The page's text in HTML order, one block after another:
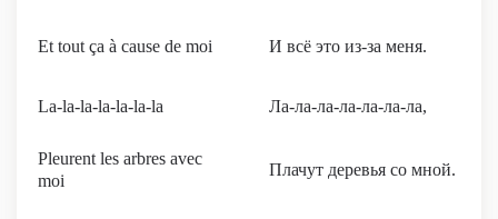
Et tout ça à cause de moi И всё это из-за меня.
La-la-la-la-la-la-la Ла-ла-ла-ла-ла-ла-ла,
Pleurent les arbres avec
moi
Плачут деревья со мной.